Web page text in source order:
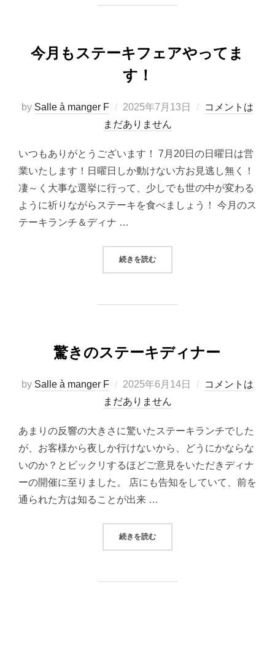
今月もステーキフェアやってま
す！
by Salle à manger F
投
稿
2025年7月13日
コメントは
まだありません
いつもありがとうございます！ 7月20日の日曜日は営
業いたします！日曜日しか動けない方お見逃し無く！
凄～く大事な選挙に行って、少しでも世の中が変わる
ように祈りながらステーキを食べましょう！ 今月のス
テーキランチ＆ディナ …
続きを読む“今月もステーキフェアやってます
驚きのステーキディナー
by Salle à manger F
投
稿
2025年6月14日
コメントは
まだありません
あまりの反響の大きさに驚いたステーキランチでした
が、お客様から夜しか行けないから、どうにかならな
いのか？とビックリするほどご意見をいただきディナ
ーの開催に至りました。 店にも告知をしていて、前を
通られた方は知ることが出来 …
続きを読む“驚きのステーキディナー”